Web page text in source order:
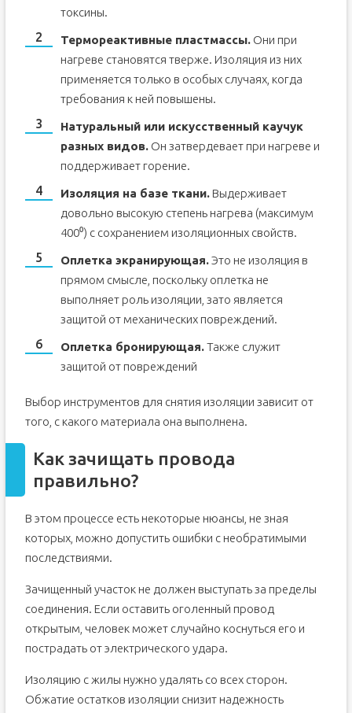
токсины.
Термореактивные пластмассы.Они при
нагреве становятся тверже. Изоляция из них
применяется только в особых случаях, когда
требования к ней повышены.
Натуральный или искусственный каучук
разных видов.Он затвердевает при нагреве и
поддерживает горение.
Изоляция на базе ткани.Выдерживает
довольно высокую степень нагрева (максимум
400⁰) с сохранением изоляционных свойств.
Оплетка экранирующая.Это не изоляция в
прямом смысле, поскольку оплетка не
выполняет роль изоляции, зато является
защитой от механических повреждений.
Оплетка бронирующая.Также служит
защитой от повреждений
Выбор инструментов для снятия изоляции зависит от
того, с какого материала она выполнена.
Как зачищать провода
правильно?
В этом процессе есть некоторые нюансы, не зная
которых, можно допустить ошибки с необратимыми
последствиями.
Зачищенный участок не должен выступать за пределы
соединения. Если оставить оголенный провод
открытым, человек может случайно коснуться его и
пострадать от электрического удара.
Изоляцию с жилы нужно удалять со всех сторон.
Обжатие остатков изоляции снизит надежность